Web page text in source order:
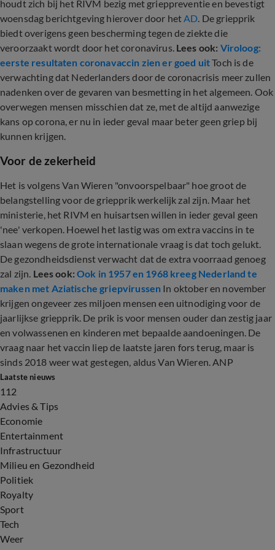
houdt zich bij het RIVM bezig met grieppreventie en bevestigt
woensdag berichtgeving hierover door hetAD. De griepprik
biedt overigens geen bescherming tegen de ziekte die
veroorzaakt wordt door het coronavirus. Lees ook: Viroloog:
eerste resultaten coronavaccin zien er goed uitToch is de
verwachting dat Nederlanders door de coronacrisis meer zullen
nadenken over de gevaren van besmetting in het algemeen. Ook
overwegen mensen misschien dat ze, met de altijd aanwezige
kans op corona, er nu in ieder geval maar beter geen griep bij
kunnen krijgen.
Voor de zekerheid
Het is volgens Van Wieren "onvoorspelbaar" hoe groot de
belangstelling voor de griepprik werkelijk zal zijn. Maar het
ministerie, het RIVM en huisartsen willen in ieder geval geen
'nee' verkopen. Hoewel het lastig was om extra vaccins in te
slaan wegens de grote internationale vraag is dat toch gelukt.
De gezondheidsdienst verwacht dat de extra voorraad genoeg
zal zijn. Lees ook:Ook in 1957 en 1968 kreeg Nederland te
maken met Aziatische griepvirussen In oktober en november
krijgen ongeveer zes miljoen mensen een uitnodiging voor de
jaarlijkse griepprik. De prik is voor mensen ouder dan zestig jaar
en volwassenen en kinderen met bepaalde aandoeningen. De
vraag naar het vaccin liep de laatste jaren fors terug, maar is
sinds 2018 weer wat gestegen, aldus Van Wieren. ANP
Laatste nieuws
112
Advies & Tips
Economie
Entertainment
Infrastructuur
Milieu en Gezondheid
Politiek
Royalty
Sport
Tech
Weer